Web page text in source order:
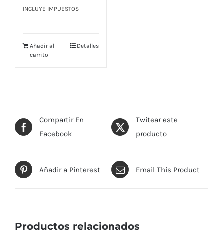
precio
$ 75,00.
precio
$ 66,00.
INCLUYE IMPUESTOS
Añadir al
carrito
Detalles
Compartir En
Facebook
Twitear este
producto
Añadir a Pinterest Email This Product
Productos relacionados